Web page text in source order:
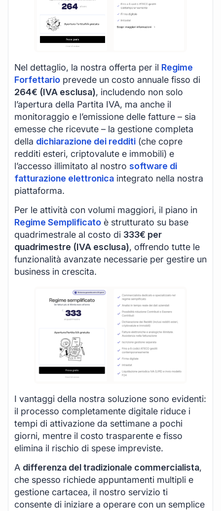
Nel dettaglio, la nostra offerta per il Regime
Forfettario prevede un costo annuale fisso di
264€ (IVA esclusa), includendo non solo
l’apertura della Partita IVA, ma anche il
monitoraggio e l’emissione delle fatture – sia
emesse che ricevute – la gestione completa
della dichiarazione dei redditi (che copre
redditi esteri, criptovalute e immobili) e
l’accesso illimitato al nostro software di
fatturazione elettronica integrato nella nostra
piattaforma.
Per le attività con volumi maggiori, il piano in
Regime Semplificato è strutturato su base
quadrimestrale al costo di 333€ per
quadrimestre (IVA esclusa), offrendo tutte le
funzionalità avanzate necessarie per gestire un
business in crescita.
I vantaggi della nostra soluzione sono evidenti:
il processo completamente digitale riduce i
tempi di attivazione da settimane a pochi
giorni, mentre il costo trasparente e fisso
elimina il rischio di spese impreviste.
A differenza del tradizionale commercialista,
che spesso richiede appuntamenti multipli e
gestione cartacea, il nostro servizio ti
consente di iniziare a operare con un semplice